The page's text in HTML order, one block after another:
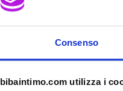
Consenso
bibaintimo.com utilizza i